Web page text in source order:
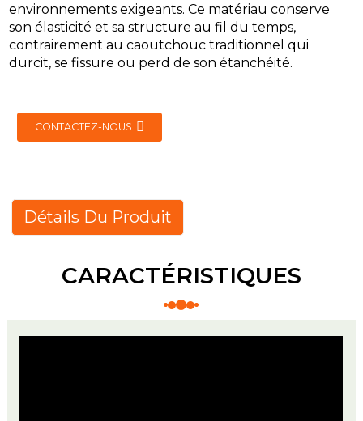
environnements exigeants. Ce matériau conserve
son élasticité et sa structure au fil du temps,
contrairement au caoutchouc traditionnel qui
durcit, se fissure ou perd de son étanchéité.
CONTACTEZ-NOUS
Détails Du Produit
CARACTÉRISTIQUES